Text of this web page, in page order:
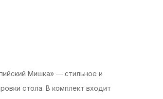
Мишка» — стильное и
стола. В комплект входит